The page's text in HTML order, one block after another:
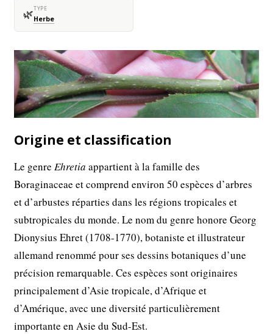
🌿TYPE
Herbe
Origine et classification
Le genreEhretia appartient à la famille des
Boraginaceae et comprend environ 50 espèces d’arbres
et d’arbustes réparties dans les régions tropicales et
subtropicales du monde. Le nom du genre honore Georg
Dionysius Ehret (1708-1770), botaniste et illustrateur
allemand renommé pour ses dessins botaniques d’une
précision remarquable. Ces espèces sont originaires
principalement d’Asie tropicale, d’Afrique et
d’Amérique, avec une diversité particulièrement
importante en Asie du Sud-Est.